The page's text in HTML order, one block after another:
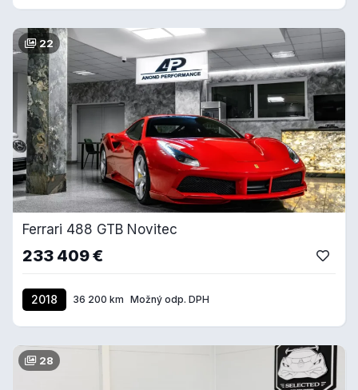
22
Ferrari 488 GTB Novitec
233 409 €
2018 36 200 km Možný odp. DPH
28